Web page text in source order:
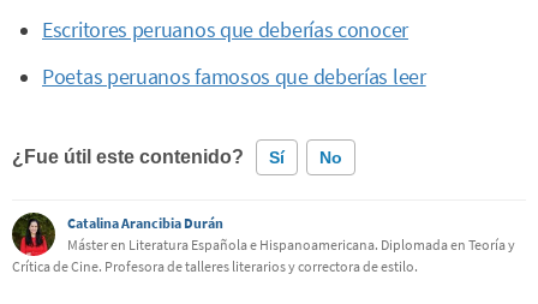
Escritores peruanos que deberías conocer
Poetas peruanos famosos que deberías leer
¿Fue útil este contenido? Sí No
Este contenido contiene información incorrecta
Catalina Arancibia Durán
Máster en Literatura Española e Hispanoamericana. Diplomada en Teoría y
Crítica de Cine. Profesora de talleres literarios y correctora de estilo.